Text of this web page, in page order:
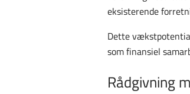
eksisterende
Dette
som finansiel
Rådgivning